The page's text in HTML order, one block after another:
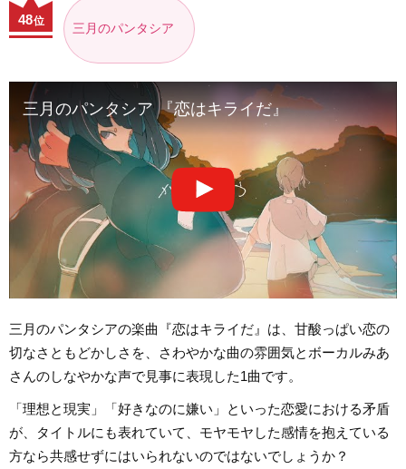
三月のパンタシア
48位
三月のパンタシア 『恋はキライだ』
三月のパンタシアの楽曲『恋はキライだ』は、甘酸っぱい恋の
切なさともどかしさを、さわやかな曲の雰囲気とボーカルみあ
さんのしなやかな声で見事に表現した1曲です。
「理想と現実」「好きなのに嫌い」といった恋愛における矛盾
が、タイトルにも表れていて、モヤモヤした感情を抱えている
方なら共感せずにはいられないのではないでしょうか？